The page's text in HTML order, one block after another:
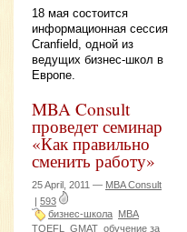
18 мая состоится
информационная сессия
Cranfield, одной из
ведущих бизнес-школ в
Европе.
MBA Consult
проведет семинар
«Как правильно
сменить работу»
25 April, 2011 — MBA Consult
593
бизнес-школа MBA
TOEFL
GMAT обучение за